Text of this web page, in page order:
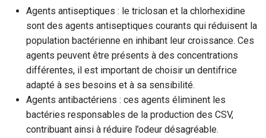
Agents antiseptiques : le triclosan et la chlorhexidine
sont des agents antiseptiques courants qui réduisent la
population bactérienne en inhibant leur croissance. Ces
agents peuvent être présents à des concentrations
différentes, il est important de choisir un dentifrice
adapté à ses besoins et à sa sensibilité.
Agents antibactériens : ces agents éliminent les
bactéries responsables de la production des CSV,
contribuant ainsi à réduire l’odeur désagréable.